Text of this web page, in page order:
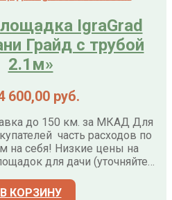
IgraGrad
Грайд с трубой
2.1м»
600,00 руб.
до 150 км. за МКАД Для
часть расходов по
на себя! Низкие цены на
для дачи (уточняйте…
В КОРЗИНУ